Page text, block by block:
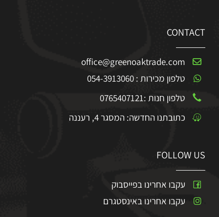
CONTACT
office@greenoaktrade.com
טלפון מכירות : 054-3913060
טלפון חנות :0765407121
כתובתנו החדשה: המסגר 4, רעננה
FOLLOW US
עקבו אחרינו בפייסבוק
עקבו אחרינו באינסטגרם